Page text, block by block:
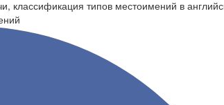
классификация типов местоимений в